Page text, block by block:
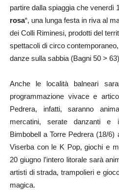
partire dalla spiaggia che venerdì
rosa“, una lunga festa in riva al
dei Colli Riminesi, prodotti del
spettacoli di circo
danze sulla sabbia (Bagni 50 >
Anche le località balneari
programmazione vivace e
Pedrera, infatti, saranno
mercatini, serate danzanti e
Bimbobell a Torre Pedrera (18/
Viserba con le K Pop, giochi e
20 giugno l’intero litorale sarà
artisti di strada, trampolieri e
magica.